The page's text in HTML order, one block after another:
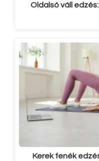
Oldalsó váll
Kerek fenék